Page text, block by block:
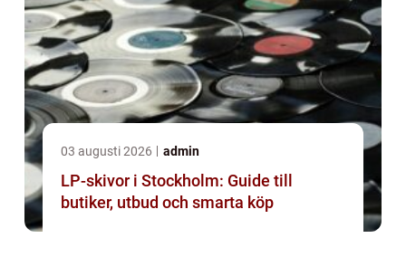
03 augusti 2026 admin
LP-skivor i Stockholm: Guide till
butiker, utbud och smarta köp